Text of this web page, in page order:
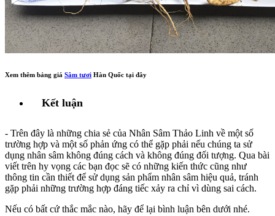
Xem thêm bảng giá Sâm tươi Hàn Quốc tại đây
Kết luận
- Trên đây là những chia sẻ của Nhân Sâm Thảo Linh về một số
trường hợp và một số phản ứng có thể gặp phải nếu chúng ta sử
dụng nhân sâm không đúng cách và không đúng đối tượng. Qua bài
viết trên hy vọng các bạn đọc sẽ có những kiến thức cũng như
thông tin cần thiết để sử dụng sản phẩm nhân sâm hiệu quả, tránh
gặp phải những trường hợp đáng tiếc xảy ra chỉ vì dùng sai cách.
Nếu có bất cứ thắc mắc nào, hãy để lại bình luận bên dưới nhé.